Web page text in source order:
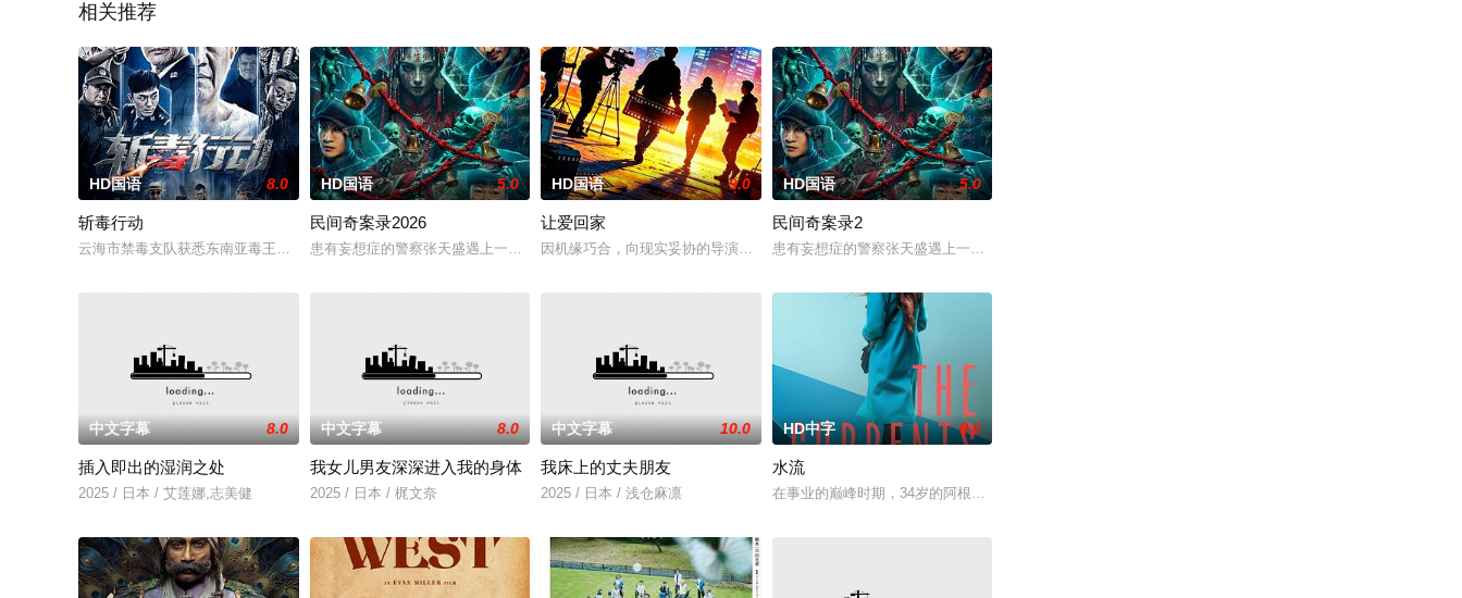
相关推荐
HD国语 8.0
斩毒行动
云海市禁毒支队获悉东南亚毒王廖爷将携600余公斤毒品来云交易，火速成立“斩毒行动”专案组，借调警员安迪参战。首轮毒贩阿泰交易败露被廖爷灭
HD国语 5.0
民间奇案录2026
患有妄想症的警察张天盛遇上一起离奇的神像杀人事件，勘案过程中，牵引出“婴胎报仇”，“娘娘索命”等一连串妖异事件，张天盛虽被种种诡怪幻象阻
HD国语 9.0
让爱回家
因机缘巧合，向现实妥协的导演朱达仁萌生拍一部《河南人在北京》电影的念头，在说服主编姚松、老乡韩战、二房东杨小强加入后，一路曲折式“
HD国语 5.0
民间奇案录2
患有妄想症的警察张天盛遇上一起离奇的神像杀人事件，勘案过程中，牵引出“婴胎报仇”，“娘娘索命”等一连
中文字幕 8.0
插入即出的湿润之处
2025 / 日本 / 艾莲娜,志美健
中文字幕 8.0
我女儿男友深深进入我的身体
2025 / 日本 / 梶文奈
中文字幕 10.0
我床上的丈夫朋友
2025 / 日本 / 浅仓麻凛
HD中字 8.0
水流
在事业的巅峰时期，34岁的阿根廷造型师丽娜在瑞士的一场颁奖典礼后，被一种突如其来的冲动驱使。回到布